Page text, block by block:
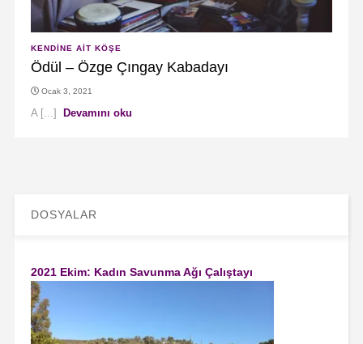
KENDINE AIT KÖŞE
Ödül – Özge Çıngay Kabadayı
Ocak 3, 2021
A [...] Devamını oku
DOSYALAR
2021 Ekim: Kadın Savunma Ağı Çalıştayı